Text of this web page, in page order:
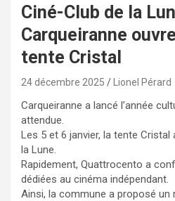
Ciné-Club de la
Carqueiranne
tente Cristal
24 décembre 2025 Lionel Pérard
Carqueiranne a lancé l’année
attendue.
Les 5 et 6 janvier, la tente Cristal
la Lune.
Rapidement, Quattrocento a
dédiées au cinéma indépendant.
Ainsi, la commune a proposé un